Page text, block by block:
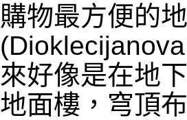
購物最方便的
來好像是在地
地面樓，穹頂